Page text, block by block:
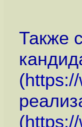
Также
(
(